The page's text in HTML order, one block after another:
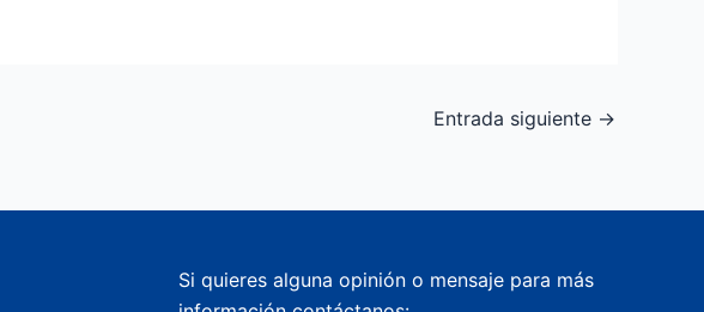
Entrada siguiente →
Si quieres alguna opinión o mensaje para más